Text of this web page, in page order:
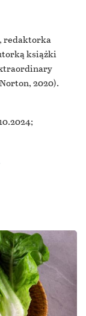
redaktorka
książki
2020).